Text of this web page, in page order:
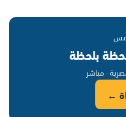
بلحظة
· مباشر
←